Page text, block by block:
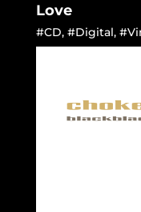
Love
#CD, #Digital,